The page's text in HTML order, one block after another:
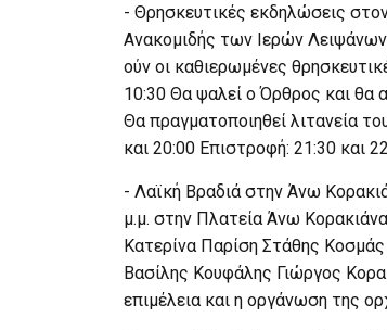
- Θρησκευτικές εκδηλώσεις
Ανακομιδής των Ιερών
ούν οι καθιερωμένες
10:30 Θα ψαλεί ο Όρθρος και θα
Θα πραγματοποιηθεί λιτανεία
και 20:00 Επιστροφή: 21:30 και
- Λαϊκή Βραδιά στην Άνω
μ.μ. στην Πλατεία Άνω
Κατερίνα Παρίση Στάθης
Βασίλης Κουφάλης Γιώργος
επιμέλεια και η οργάνωση της